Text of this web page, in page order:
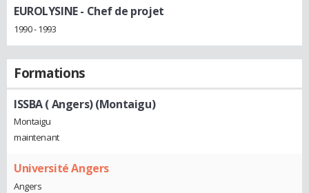
EUROLYSINE- Chef de projet
1990 - 1993
Formations
ISSBA ( Angers) (Montaigu)
Montaigu
maintenant
Université Angers
Angers